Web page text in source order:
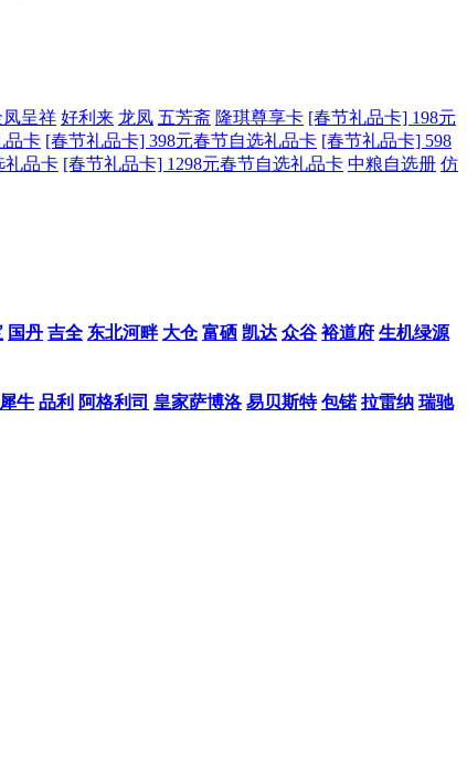
国丹 吉全 东北河畔 大仓 富硒 凯达 众谷 裕道府 生机绿源
犀牛 品利 阿格利司 皇家萨博洛 易贝斯特 包锘 拉雷纳 瑞驰
凤呈祥 好利来 龙凤 五芳斋 隆琪尊享卡 [春节礼品卡] 198元
品卡 [春节礼品卡] 398元春节自选礼品卡 [春节礼品卡] 598
礼品卡 [春节礼品卡] 1298元春节自选礼品卡 中粮自选册 仿